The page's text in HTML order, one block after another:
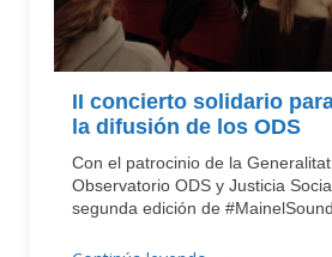
II concierto solidario
la difusión de los ODS
Con el patrocinio de la
Observatorio ODS y Justicia
segunda edición de